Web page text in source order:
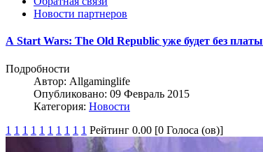
Новости партнеров
А Start Wars: The Old Republic уже будет без платы
Подробности
Автор: Allgaminglife
Опубликовано: 09 Февраль 2015
Категория: Новости
1 1 1 1 1 1 1 1 1 1 Рейтинг 0.00 [0 Голоса (ов)]